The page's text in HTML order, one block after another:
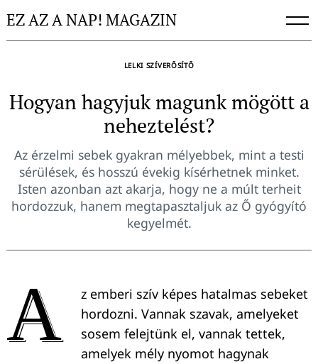
toEZ AZ A NAP! MAGAZIN
LELKI SZÍVERŐSÍTŐ
Hogyan hagyjuk magunk mögött a
neheztelést?
Az érzelmi sebek gyakran mélyebbek, mint a testi
sérülések, és hosszú évekig kísérhetnek minket.
Isten azonban azt akarja, hogy ne a múlt terheit
hordozzuk, hanem megtapasztaljuk az Ő gyógyító
kegyelmét.
A
z emberi szív képes hatalmas sebeket
hordozni. Vannak szavak, amelyeket
sosem felejtünk el, vannak tettek,
amelyek mély nyomot hagynak